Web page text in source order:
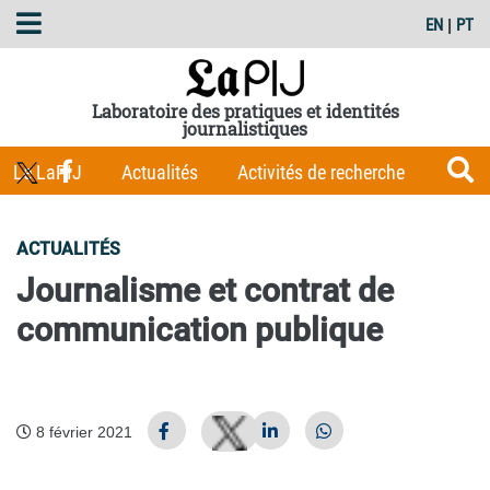
EN | PT
Laboratoire des pratiques et identités
journalistiques
Le LaPIJ
Actualités Activités de recherche
Publications
ACTUALITÉS
Journalisme et contrat de
communication publique
8 février 2021